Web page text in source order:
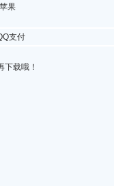
果
支付
下载哦！